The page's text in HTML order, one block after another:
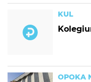
KUL
OPOKA